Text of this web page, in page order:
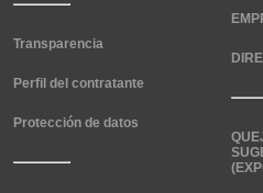
Transparencia
Perfil del contratante
Protección de datos